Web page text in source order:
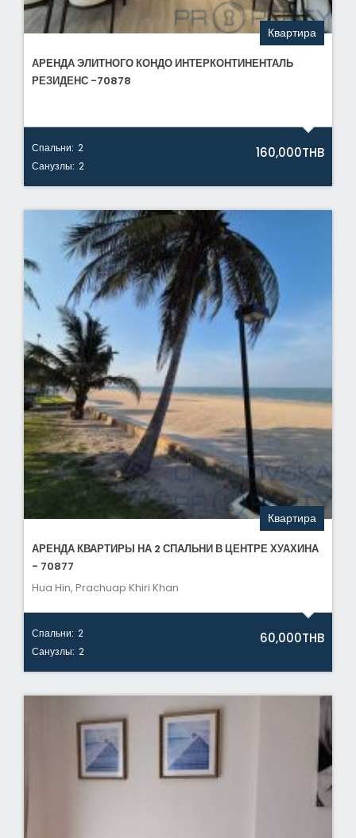
Квартира
АРЕНДА ЭЛИТНОГО КОНДО ИНТЕРКОНТИНЕНТАЛЬ
РЕЗИДЕНС -70878
Спальни: 2
Санузлы: 2
160,000THB
Квартира
АРЕНДА КВАРТИРЫ НА 2 СПАЛЬНИ В ЦЕНТРЕ ХУАХИНА
- 70877
Hua Hin, Prachuap Khiri Khan
Спальни: 2
Санузлы: 2
60,000THB